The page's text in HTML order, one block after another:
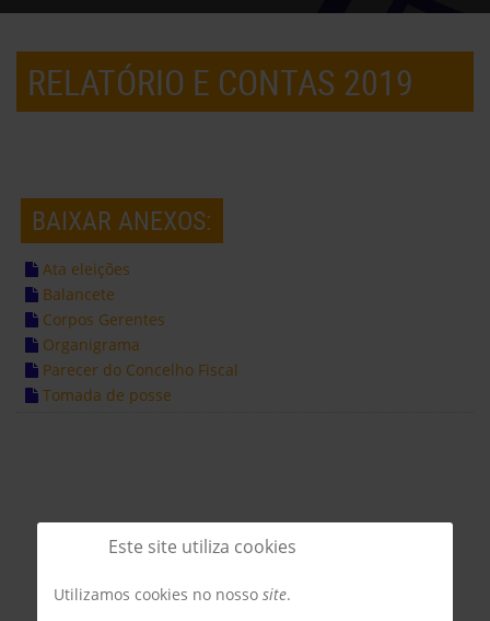
RELATÓRIO E CONTAS 2019
BAIXAR ANEXOS:
Ata eleições
Balancete
Corpos Gerentes
Organigrama
Parecer do Concelho Fiscal
Tomada de posse
Este site utiliza cookies
Utilizamos cookies no nosso site.